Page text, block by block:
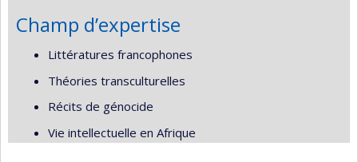
Champ d’expertise
Littératures francophones
Théories transculturelles
Récits de génocide
Vie intellectuelle en Afrique